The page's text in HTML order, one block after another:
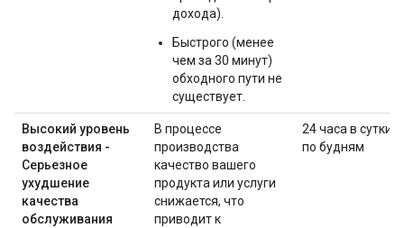
дохода).
Быстрого (менее
чем за 30 минут)
обходного пути не
существует.
Высокий уровень
воздействия -
Серьезное
ухудшение
качества
обслуживания
В процессе
производства
качество вашего
продукта или услуги
снижается, что
приводит к
24 часа в сутки
по будням